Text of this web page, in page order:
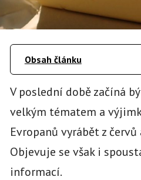
Obsah článku
V poslední době začíná
velkým tématem a
Evropanů vyrábět z
Objevuje se však i
informací.